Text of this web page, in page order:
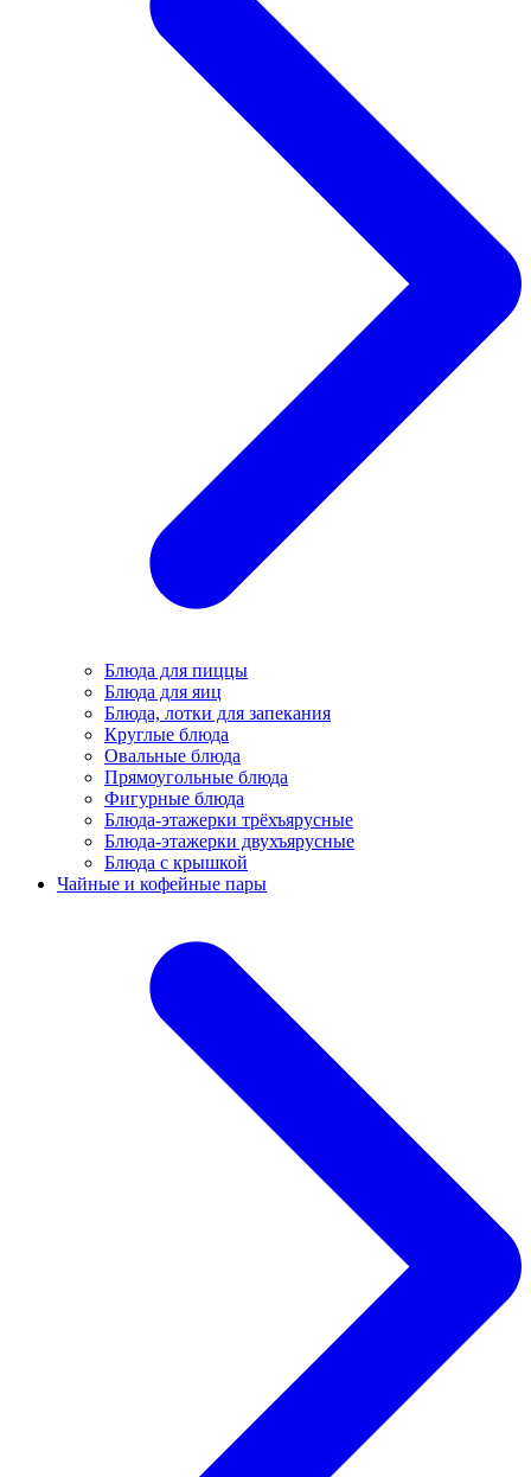
Блюда для пиццы
Блюда для яиц
Блюда, лотки для запекания
Круглые блюда
Овальные блюда
Прямоугольные блюда
Фигурные блюда
Блюда-этажерки трёхъярусные
Блюда-этажерки двухъярусные
Блюда с крышкой
Чайные и кофейные пары